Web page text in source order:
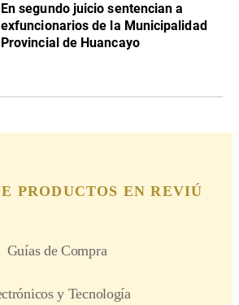
En segundo juicio sentencian a
exfuncionarios de la Municipalidad
Provincial de Huancayo